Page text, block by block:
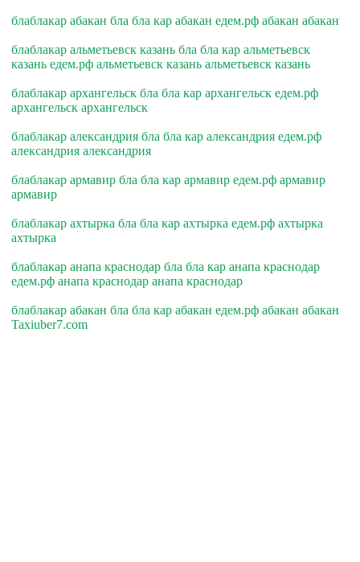
блаблакар абакан бла бла кар абакан едем.рф абакан абакан
блаблакар альметьевск казань бла бла кар альметьевск
казань едем.рф альметьевск казань альметьевск казань
блаблакар архангельск бла бла кар архангельск едем.рф
архангельск архангельск
блаблакар александрия бла бла кар александрия едем.рф
александрия александрия
блаблакар армавир бла бла кар армавир едем.рф армавир
армавир
блаблакар ахтырка бла бла кар ахтырка едем.рф ахтырка
ахтырка
блаблакар анапа краснодар бла бла кар анапа краснодар
едем.рф анапа краснодар анапа краснодар
блаблакар абакан бла бла кар абакан едем.рф абакан абакан
Taxiuber7.com